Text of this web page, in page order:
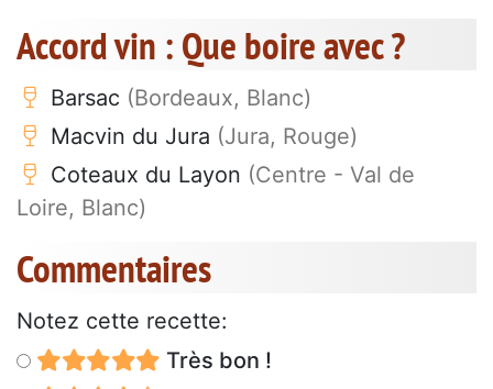
Accord vin : Que boire avec ?
Barsac (Bordeaux, Blanc)
Macvin du Jura (Jura, Rouge)
Coteaux du Layon (Centre - Val de
Loire, Blanc)
Commentaires
Notez cette recette:
Très bon !